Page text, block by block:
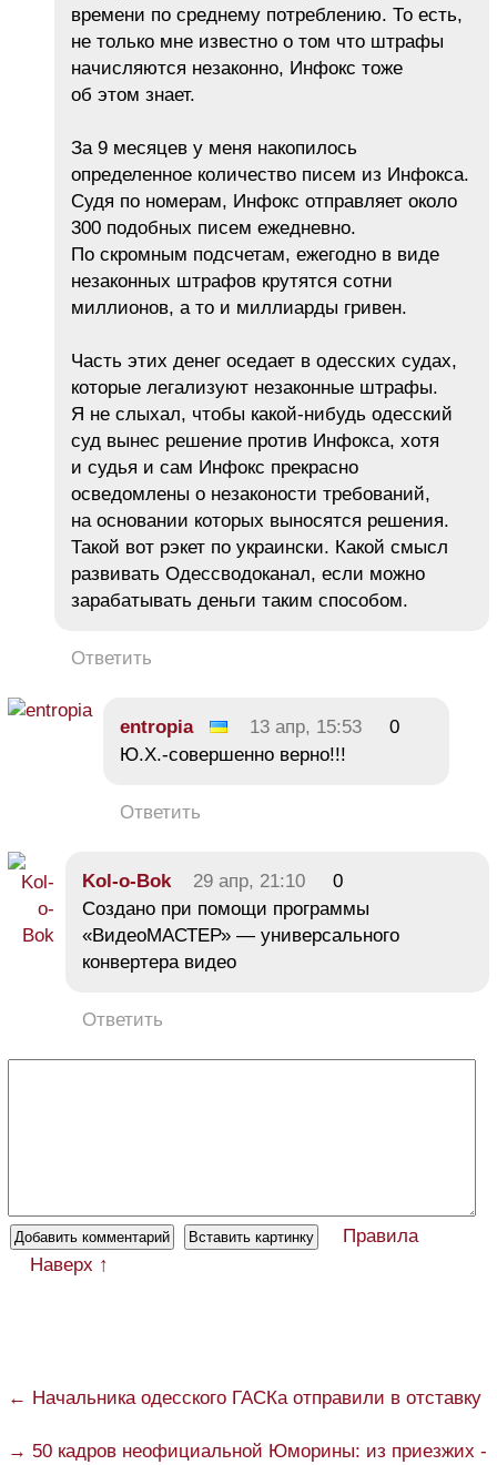
времени по среднему потреблению. То есть,
не только мне известно о том что штрафы
начисляются незаконно, Инфокс тоже
об этом знает.
За 9 месяцев у меня накопилось
определенное количество писем из Инфокса.
Судя по номерам, Инфокс отправляет около
300 подобных писем ежедневно.
По скромным подсчетам, ежегодно в виде
незаконных штрафов крутятся сотни
миллионов, а то и миллиарды гривен.
Часть этих денег оседает в одесских судах,
которые легализуют незаконные штрафы.
Я не слыхал, чтобы какой-нибудь одесский
суд вынес решение против Инфокса, хотя
и судья и сам Инфокс прекрасно
осведомлены о незаконости требований,
на основании которых выносятся решения.
Такой вот рэкет по украински. Какой смысл
развивать Одессводоканал, если можно
зарабатывать деньги таким способом.
Ответить
entropia 13 апр, 15:53
0
Ю.Х.-совершенно верно!!!
Ответить
Kol-o-Bok 29 апр, 21:10
0
Создано при помощи программы
«ВидеоМАСТЕР» — универсального
конвертера видео
Ответить
Правила
Наверх ↑
← Начальника одесского ГАСКа отправили в отставку
→ 50 кадров неофициальной Юморины: из приезжих -